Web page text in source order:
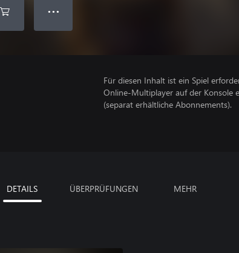
● ● ●
Für diesen Inhalt ist ein Spiel
Online-Multiplayer auf der Konsole
(separat erhältliche Abonnements).
DETAILS ÜBERPRÜFUNGEN MEHR